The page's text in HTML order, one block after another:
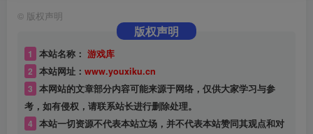
© 版权声明
版权声明
1 本站名称： 游戏库
2 本站网址： www.youxiku.cn
3 本网站的文章部分内容可能来源于网络，仅供大家学习与参
考，如有侵权，请联系站长进行删除处理。
4 本站一切资源不代表本站立场，并不代表本站赞同其观点和对